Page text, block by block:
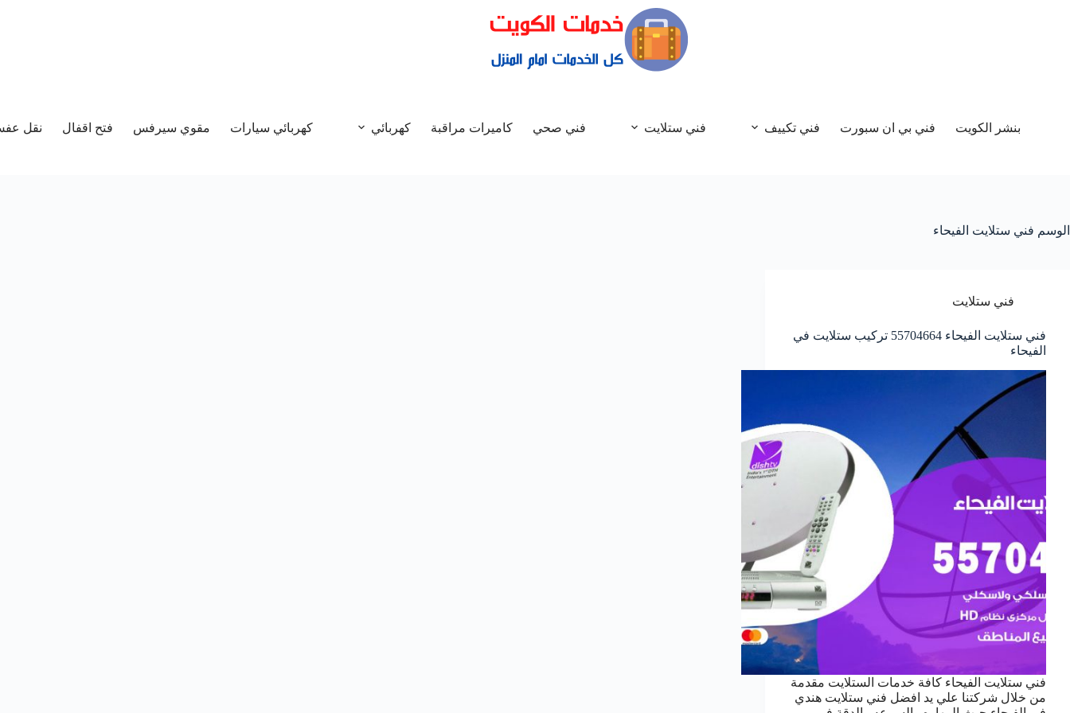
بنشر الكويت فني بي ان سبورت فني تكييف فني ستلايت فني صحي كاميرات مراقبة كهربائي كهربائي سيارات مقوي سيرفس فتح اقفال نقل
الوسم فني ستلايت الفيحاء
فني ستلايت
فني ستلايت الفيحاء 55704664 تركيب ستلايت في
الفيحاء
فني ستلايت الفيحاء كافة خدمات الستلايت مقدمة
من خلال شركتنا علي يد افضل فني ستلايت هندي